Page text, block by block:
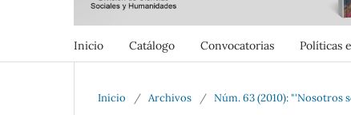
Inicio Catálogo Convocatorias Políticas
Inicio / Archivos / Núm. 63 (2010): "'Nosotros